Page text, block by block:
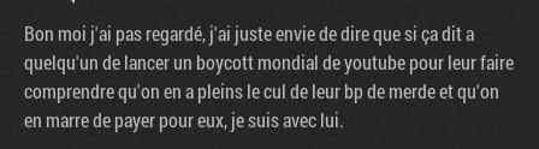
Bon moi j'ai pas regardé, j'ai juste envie de dire que si ça dit a
quelqu'un de lancer un boycott mondial de youtube pour leur faire
comprendre qu'on en a pleins le cul de leur bp de merde et qu'on
en marre de payer pour eux, je suis avec lui.